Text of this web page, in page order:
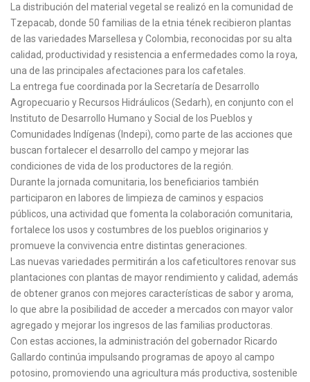
La distribución del material vegetal se realizó en la comunidad de
Tzepacab, donde 50 familias de la etnia tének recibieron plantas
de las variedades Marsellesa y Colombia, reconocidas por su alta
calidad, productividad y resistencia a enfermedades como la roya,
una de las principales afectaciones para los cafetales.
La entrega fue coordinada por la Secretaría de Desarrollo
Agropecuario y Recursos Hidráulicos (Sedarh), en conjunto con el
Instituto de Desarrollo Humano y Social de los Pueblos y
Comunidades Indígenas (Indepi), como parte de las acciones que
buscan fortalecer el desarrollo del campo y mejorar las
condiciones de vida de los productores de la región.
Durante la jornada comunitaria, los beneficiarios también
participaron en labores de limpieza de caminos y espacios
públicos, una actividad que fomenta la colaboración comunitaria,
fortalece los usos y costumbres de los pueblos originarios y
promueve la convivencia entre distintas generaciones.
Las nuevas variedades permitirán a los cafeticultores renovar sus
plantaciones con plantas de mayor rendimiento y calidad, además
de obtener granos con mejores características de sabor y aroma,
lo que abre la posibilidad de acceder a mercados con mayor valor
agregado y mejorar los ingresos de las familias productoras.
Con estas acciones, la administración del gobernador Ricardo
Gallardo continúa impulsando programas de apoyo al campo
potosino, promoviendo una agricultura más productiva, sostenible